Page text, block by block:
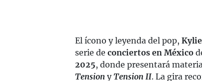
El ícono y leyenda del pop,
serie de conciertos en México
2025, donde presentará
Tension yTension II. La gira